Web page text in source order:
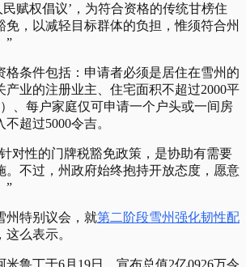
民赋权倡议’，为符合资格的传统甘榜住
免，以减轻目标群体的负担，惟须符合州
”
格条件包括：申请者必须是居住在雪州的
产业的注册业主、住宅面积不超过2000平
、每户家庭仅可申请一个户头或一间房
超过5000令吉。
对性的门牌税豁免政策，是协助有需要
。不过，州政府始终抱持开放态度，愿意
”
州特别议会，就第二阶段雪州强化韧性配
这么表示。
米鲁丁于6月19日，宣布总值2亿0926万令